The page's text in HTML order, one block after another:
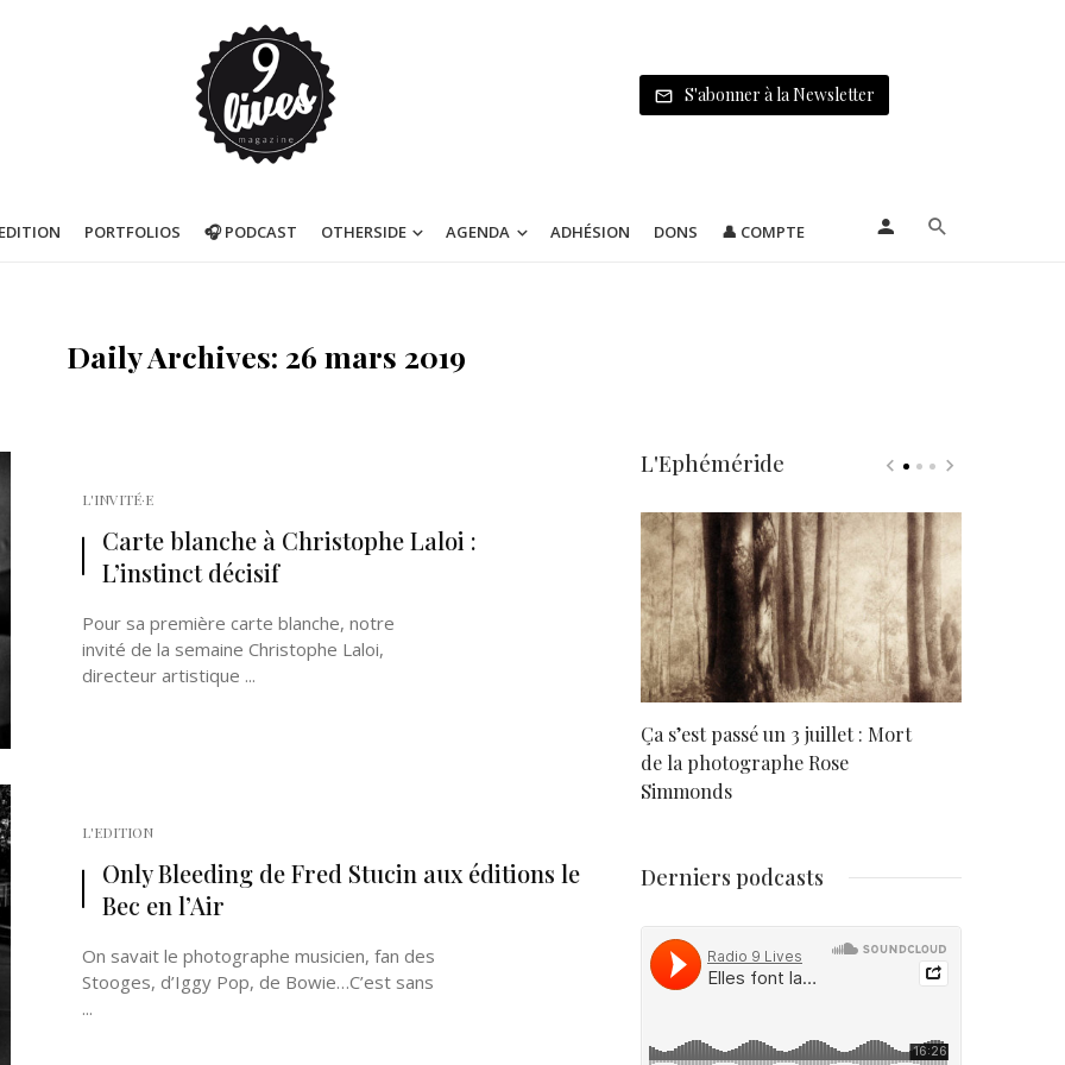
S'abonner à la Newsletter
PORTFOLIOS 🎧 PODCAST OTHERSIDE AGENDA ADHÉSION DONS 👤 COMPTE
Daily Archives: 26 mars 2019
L'INVITÉ·E
Carte blanche à Christophe Laloi :
L’instinct décisif
Pour sa première carte blanche, notre
invité de la semaine Christophe Laloi,
directeur artistique ...
L'EDITION
Only Bleeding de Fred Stucin aux éditions le
Bec en l’Air
On savait le photographe musicien, fan des
Stooges, d’Iggy Pop, de Bowie…C’est sans
...
L'Ephéméride
Ça s’est passé un 3 juillet : Mort
de la photographe Rose
Simmonds
Derniers podcasts